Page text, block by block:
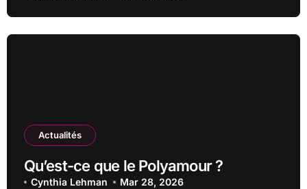
Actualités
Qu’est-ce que le Polyamour ?
Cynthia Lehman Mar 28, 2026